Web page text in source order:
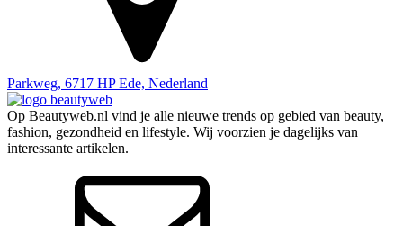
Parkweg, 6717 HP Ede, Nederland
Op Beautyweb.nl vind je alle nieuwe trends op gebied van beauty,
fashion, gezondheid en lifestyle. Wij voorzien je dagelijks van
interessante artikelen.